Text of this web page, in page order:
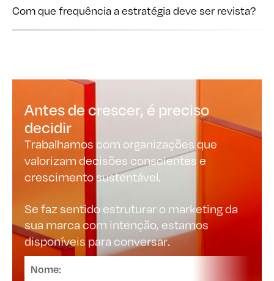
Antes de crescer, é preciso
decidir
Trabalhamos com organizações que
valorizam decisões conscientes e
crescimento sustentável.
Se faz sentido estruturar o marketing da
disponíveis para conversar.